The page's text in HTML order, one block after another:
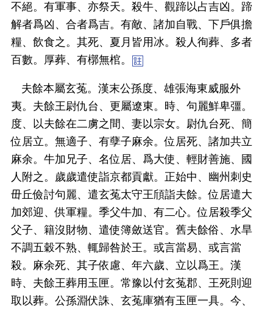
不絕。有軍事、亦祭天。殺牛、觀蹄以占吉凶。蹄
解者爲凶、合者爲吉。有敵、諸加自戰、下戶俱擔
糧、飲食之。其死、夏月皆用冰。殺人徇葬、多者
百數。厚葬、有槨無棺。
夫餘本屬玄菟。漢末公孫度、雄張海東威服外
夷。夫餘王尉仇台、更屬遼東。時、句麗鮮卑彊。
度、以夫餘在二虜之間、妻以宗女。尉仇台死、簡
位居立。無適子、有孽子麻余。位居死、諸加共立
麻余。牛加兄子、名位居、爲大使、輕財善施、國
人附之。歲歲遣使詣京都貢獻。正始中、幽州刺史
毌丘儉討句麗、遣玄菟太守王頎詣夫餘。位居遣大
加郊迎、供軍糧。季父牛加、有二心。位居殺季父
父子、籍沒財物、遣使簿斂送官。舊夫餘俗、水旱
不調五穀不熟、輒歸咎於王。或言當易、或言當
殺。麻余死、其子依慮、年六歲、立以爲王。漢
時、夫餘王葬用玉匣。常豫以付玄菟郡、王死則迎
取以葬。公孫淵伏誅、玄菟庫猶有玉匣一具。今、